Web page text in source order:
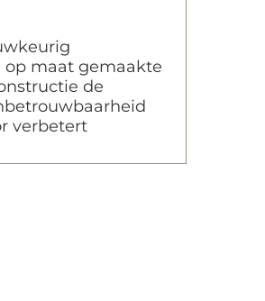
op maat gemaakte
de
verbetert